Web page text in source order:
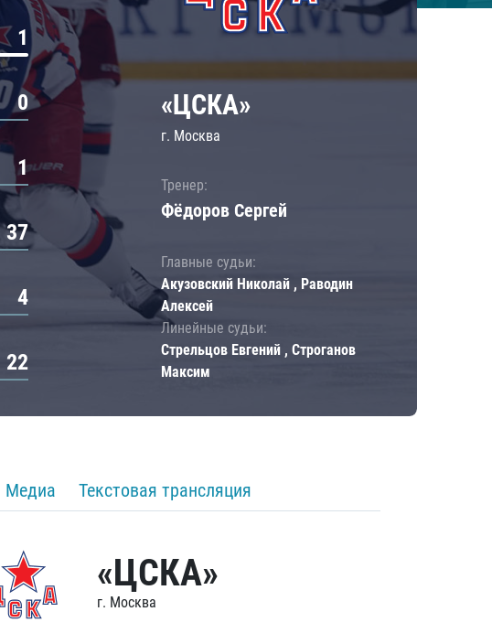
1
0
1
37
4
22
«ЦСКА»
г. Москва
Тренер:
Фёдоров Сергей
Главные судьи:
Акузовский Николай , Раводин
Алексей
Линейные судьи:
Стрельцов Евгений , Строганов
Максим
Медиа Текстовая трансляция
«ЦСКА»
г. Москва